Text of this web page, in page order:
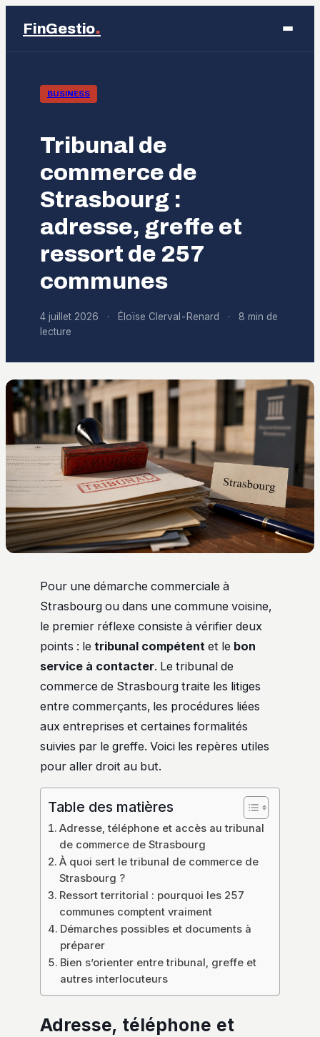
FinGestio.
Business
Finance
Marketing
BUSINESS
Tribunal de
commerce de
Strasbourg :
adresse, greffe et
ressort de 257
communes
4 juillet 2026 · Éloïse Clerval-Renard ·
8 min de
lecture
Pour une démarche commerciale à
Strasbourg ou dans une commune voisine,
le premier réflexe consiste à vérifier deux
points : le tribunal compétent et le bon
service à contacter. Le tribunal de
commerce de Strasbourg traite les litiges
entre commerçants, les procédures liées
aux entreprises et certaines formalités
suivies par le greffe. Voici les repères utiles
pour aller droit au but.
Table des matières
Adresse, téléphone et accès au tribunal
de commerce de Strasbourg
À quoi sert le tribunal de commerce de
Strasbourg ?
Ressort territorial : pourquoi les 257
communes comptent vraiment
Démarches possibles et documents à
préparer
Bien s’orienter entre tribunal, greffe et
autres interlocuteurs
Adresse, téléphone et